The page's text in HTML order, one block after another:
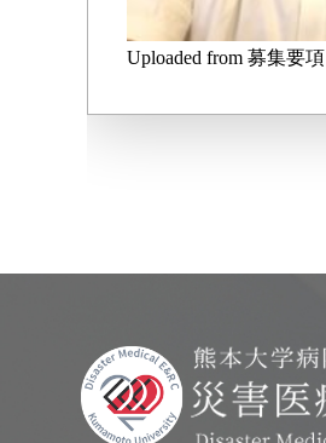
Uploaded from 募集要項